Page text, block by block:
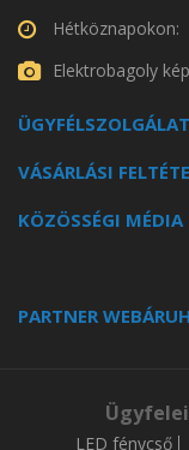
Hétköznapokon:
Elektrobagoly
ÜGYFÉLSZOLGÁLAT
VÁSÁRLÁSI
KÖZÖSSÉGI MÉDIA
PARTNER
LED fénycső